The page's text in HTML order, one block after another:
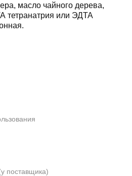
масло чайного дерева,
тетранатрия или ЭДТА
поставщика)